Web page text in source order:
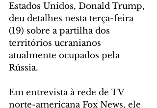
Estados Unidos, Donald Trump,
deu detalhes nesta terça-feira
(19) sobre a partilha dos
territórios ucranianos
atualmente ocupados pela
Rússia.
Em entrevista à rede de TV
norte-americana Fox News, ele